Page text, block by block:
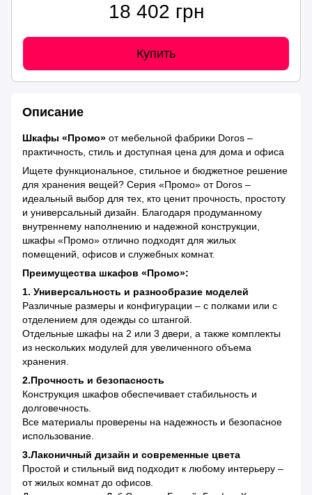
18 402 грн
Купить
Описание
Шкафы «Промо» от мебельной фабрики Doros –
практичность, стиль и доступная цена для дома и офиса
Ищете функциональное, стильное и бюджетное решение
для хранения вещей? Серия «Промо» от Doros –
идеальный выбор для тех, кто ценит прочность, простоту
и универсальный дизайн. Благодаря продуманному
внутреннему наполнению и надежной конструкции,
шкафы «Промо» отлично подходят для жилых
помещений, офисов и служебных комнат.
Преимущества шкафов «Промо»:
1. Универсальность и разнообразие моделей
Различные размеры и конфигурации – с полками или с
отделением для одежды со штангой.
Отдельные шкафы на 2 или 3 двери, а также комплекты
из нескольких модулей для увеличенного объема
хранения.
2.Прочность и безопасность
Конструкция шкафов обеспечивает стабильность и
долговечность.
Все материалы проверены на надежность и безопасное
использование.
3.Лаконичный дизайн и современные цвета
Простой и стильный вид подходит к любому интерьеру –
от жилых комнат до офисов.